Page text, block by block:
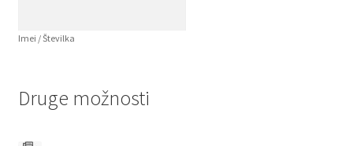
Imei / Številka
Druge možnosti